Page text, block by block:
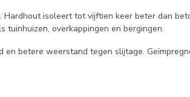
isoleert tot vijftien keer beter dan
overkappingen en bergingen.
betere weerstand tegen slijtage.